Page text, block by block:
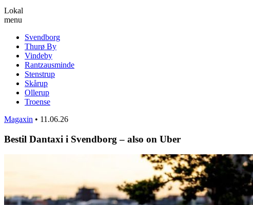
Lokal
menu
Svendborg
Thurø By
Vindeby
Rantzausminde
Stenstrup
Skårup
Ollerup
Troense
Magaxin • 11.06.26
Bestil Dantaxi i Svendborg – also on Uber